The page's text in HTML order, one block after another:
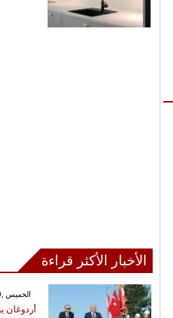
الأخبار الأكثر قراءة
GMT 18:33 2026 الخميس ,30 تموز / يوليو
أردوغان